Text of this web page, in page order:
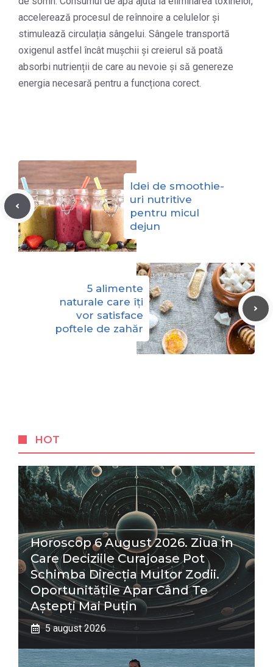
accelerează procesul de reînnoire a celulelor și
stimulează circulația sângelui. Sângele transportă
oxigenul astfel încât mușchii și creierul să poată
absorbi nutrienții de care au nevoie și să genereze
energia necesară pentru a funcționa corect.
Idei de smoothie-
uri nutritive
pentru micul
dejun
5 alimente
naturale care îți
vor satisface
poftele de zahăr
HOT
Horoscop 6 August 2026. Ziua În
Care Deciziile Curajoase Pot
Schimba Direcția Multor Zodii.
Oportunitățile Apar Când Te
Aștepți Mai Puțin
5 august 2026